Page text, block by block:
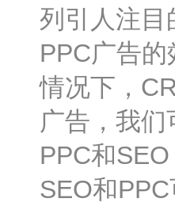
列引人注目
PPC广告
情况下，
广告，我
PPC和
SEO和